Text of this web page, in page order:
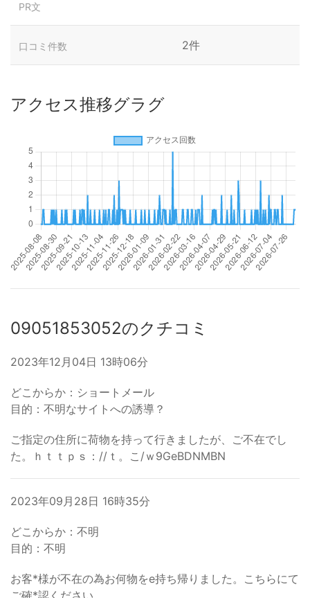
PR文
口コミ件数 2件
アクセス推移グラグ
09051853052のクチコミ
2023年12月04日 13時06分
どこからか：ショートメール
目的：不明なサイトへの誘導？
ご指定の住所に荷物を持って行きましたが、ご不在でし
た。ｈｔｔｐｓ：//ｔ。こ/ｗ9GeBDNMBN
2023年09月28日 16時35分
どこからか：不明
目的：不明
お客*様が不在の為お何物をe持ち帰りました。こちらにて
ご確*認ください